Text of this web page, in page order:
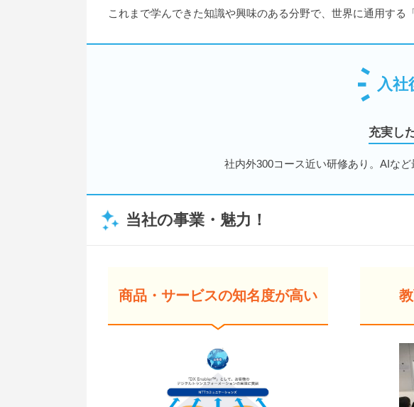
これまで学んできた知識や興味のある分野で、世界に通用する
入社
充実し
社内外300コース近い研修あり。AIな
当社の事業・魅力！
商品・サービスの知名度が高い